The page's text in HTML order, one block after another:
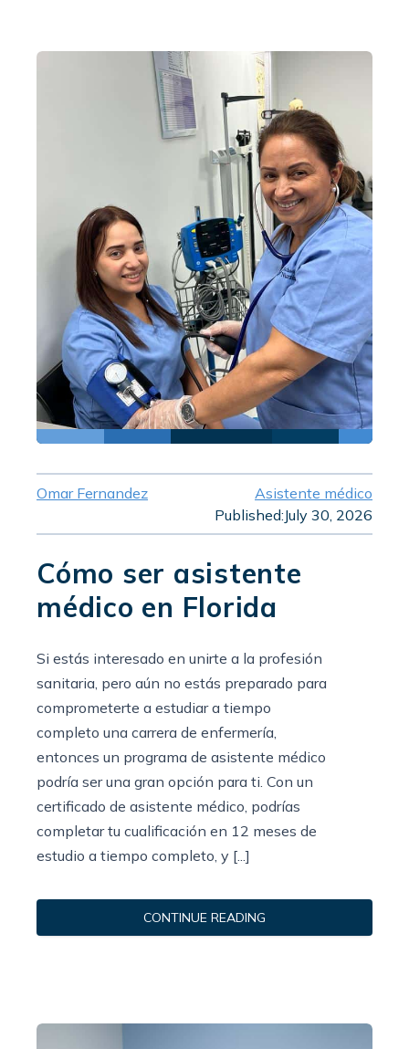
Omar Fernandez
Asistente médico
Published:July 30, 2026
Cómo ser asistente
médico en Florida
Si estás interesado en unirte a la profesión
sanitaria, pero aún no estás preparado para
comprometerte a estudiar a tiempo
completo una carrera de enfermería,
entonces un programa de asistente médico
podría ser una gran opción para ti. Con un
certificado de asistente médico, podrías
completar tu cualificación en 12 meses de
estudio a tiempo completo, y [...]
CONTINUE READING